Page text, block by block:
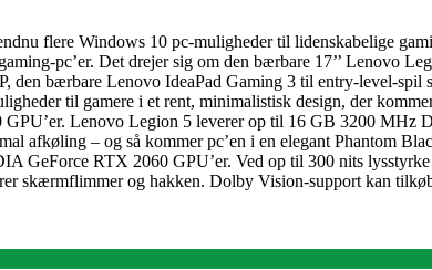
flere Windows 10 pc-muligheder til lidenskabelige
pc’er. Det drejer sig om den bærbare 17’’ Lenovo
bærbare Lenovo IdeaPad Gaming 3 til entry-level-spil
til gamere i et rent, minimalistisk design, der
Lenovo Legion 5 leverer op til 16 GB 3200 MHz
afkøling – og så kommer pc’en i en elegant Phantom
GeForce RTX 2060 GPU’er. Ved op til 300 nits
skærmflimmer og hakken. Dolby Vision-support kan